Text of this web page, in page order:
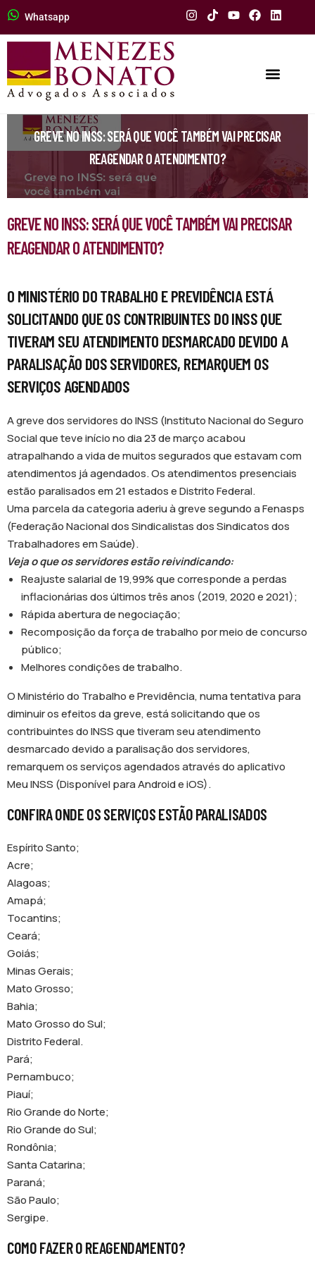
Whatsapp
GREVE NO INSS: SERÁ QUE VOCÊ TAMBÉM VAI PRECISAR
REAGENDAR O ATENDIMENTO?
GREVE NO INSS: SERÁ QUE VOCÊ TAMBÉM VAI PRECISAR
REAGENDAR O ATENDIMENTO?
O MINISTÉRIO DO TRABALHO E PREVIDÊNCIA ESTÁ
SOLICITANDO QUE OS CONTRIBUINTES DO INSS QUE
TIVERAM SEU ATENDIMENTO DESMARCADO DEVIDO A
PARALISAÇÃO DOS SERVIDORES, REMARQUEM OS
SERVIÇOS AGENDADOS
A greve dos servidores do INSS (Instituto Nacional do Seguro
Social que teve início no dia 23 de março acabou
atrapalhando a vida de muitos segurados que estavam com
atendimentos já agendados. Os atendimentos presenciais
estão paralisados em 21 estados e Distrito Federal.
Uma parcela da categoria aderiu à greve segundo a Fenasps
(Federação Nacional dos Sindicalistas dos Sindicatos dos
Trabalhadores em Saúde).
Veja o que os servidores estão reivindicando:
Reajuste salarial de 19,99% que corresponde a perdas
inflacionárias dos últimos três anos (2019, 2020 e 2021);
Rápida abertura de negociação;
Recomposição da força de trabalho por meio de concurso
público;
Melhores condições de trabalho.
O Ministério do Trabalho e Previdência, numa tentativa para
diminuir os efeitos da greve, está solicitando que os
contribuintes do INSS que tiveram seu atendimento
desmarcado devido a paralisação dos servidores,
remarquem os serviços agendados através do aplicativo
Meu INSS (Disponível para Android e iOS).
CONFIRA ONDE OS SERVIÇOS ESTÃO PARALISADOS
Espírito Santo;
Acre;
Alagoas;
Amapá;
Tocantins;
Ceará;
Goiás;
Minas Gerais;
Mato Grosso;
Bahia;
Mato Grosso do Sul;
Distrito Federal.
Pará;
Pernambuco;
Piauí;
Rio Grande do Norte;
Rio Grande do Sul;
Rondônia;
Santa Catarina;
Paraná;
São Paulo;
Sergipe.
COMO FAZER O REAGENDAMENTO?